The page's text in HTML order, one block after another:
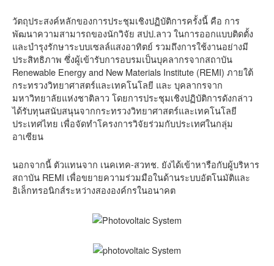
วัตถุประสงค์หลักของการประชุมเชิงปฏิบัติการครั้งนี้ คือ การ
พัฒนาความสามารถของนักวิจัย สปป.ลาว ในการออกแบบติดตั้ง
และบำรุงรักษาระบบเซลล์แสงอาทิตย์ รวมถึงการใช้งานอย่างมี
ประสิทธิภาพ ซึ่งผู้เข้ารับการอบรมเป็นบุคลากรจากสถาบัน
Renewable Energy and New Materials Institute (REMI) ภายใต้
กระทรวงวิทยาศาสตร์และเทคโนโลยี และ บุคลากรจาก
มหาวิทยาลัยแห่งชาติลาว โดยการประชุมเชิงปฏิบัติการดังกล่าว
ได้รับทุนสนับสนุนจากกระทรวงวิทยาศาสตร์และเทคโนโลยี
ประเทศไทย เพื่อจัดทำโครงการวิจัยร่วมกับประเทศในกลุ่ม
อาเซียน
นอกจากนี้ ตัวแทนจาก เนคเทค-สวทช. ยังได้เข้าหารือกับผู้บริหาร
สถาบัน REMI เพื่อขยายความร่วมมือในด้านระบบอัตโนมัติและ
อิเล็กทรอนิกส์ระหว่างสององค์กรในอนาคต